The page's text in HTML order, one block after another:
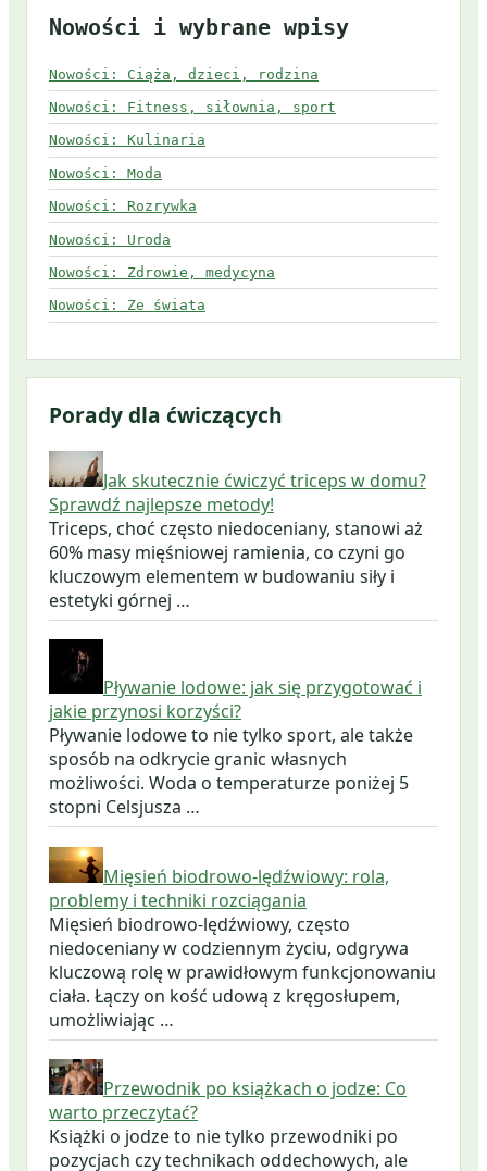
Nowości i wybrane wpisy
Nowości: Ciąża, dzieci, rodzina
Nowości: Fitness, siłownia, sport
Nowości: Kulinaria
Nowości: Moda
Nowości: Rozrywka
Nowości: Uroda
Nowości: Zdrowie, medycyna
Nowości: Ze świata
Porady dla ćwiczących
Jak skutecznie ćwiczyć triceps w domu?
Sprawdź najlepsze metody!
Triceps, choć często niedoceniany, stanowi aż
60% masy mięśniowej ramienia, co czyni go
kluczowym elementem w budowaniu siły i
estetyki górnej …
Pływanie lodowe: jak się przygotować i
jakie przynosi korzyści?
Pływanie lodowe to nie tylko sport, ale także
sposób na odkrycie granic własnych
możliwości. Woda o temperaturze poniżej 5
stopni Celsjusza …
Mięsień biodrowo-lędźwiowy: rola,
problemy i techniki rozciągania
Mięsień biodrowo-lędźwiowy, często
niedoceniany w codziennym życiu, odgrywa
kluczową rolę w prawidłowym funkcjonowaniu
ciała. Łączy on kość udową z kręgosłupem,
umożliwiając …
Przewodnik po książkach o jodze: Co
warto przeczytać?
Książki o jodze to nie tylko przewodniki po
pozycjach czy technikach oddechowych, ale